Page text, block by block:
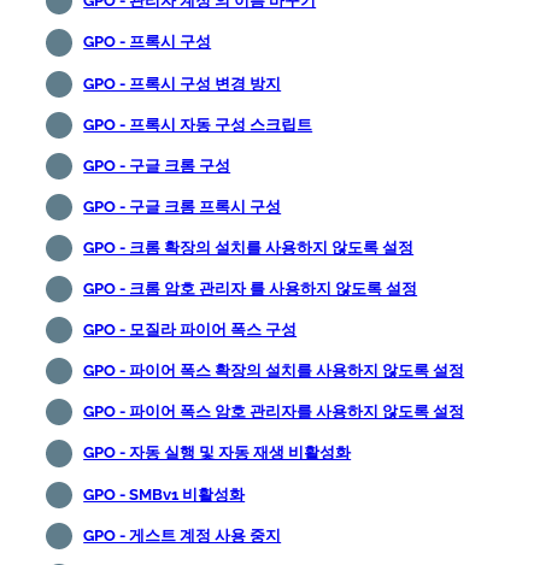
GPO - 프록시 구성
GPO - 프록시 구성 변경 방지
GPO - 프록시 자동 구성 스크립트
GPO - 구글 크롬 구성
GPO - 구글 크롬 프록시 구성
GPO - 크롬 확장의 설치를 사용하지 않도록 설정
GPO - 크롬 암호 관리자 를 사용하지 않도록 설정
GPO - 모질라 파이어 폭스 구성
GPO - 파이어 폭스 확장의 설치를 사용하지 않도록 설정
GPO - 파이어 폭스 암호 관리자를 사용하지 않도록 설정
GPO - 자동 실행 및 자동 재생 비활성화
GPO - SMBv1 비활성화
GPO - 게스트 계정 사용 중지